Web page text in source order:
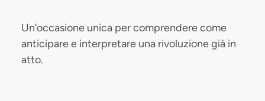
Un’occasione unica per comprendere come
anticipare e interpretare una rivoluzione già in
atto.